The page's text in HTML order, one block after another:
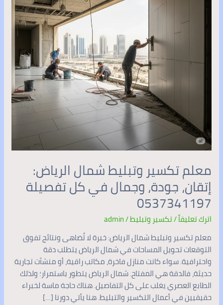
معلم تكسير وتبليط شمال الرياض:
إتقان، جودة، وجمال في كل تفصيلة
0537341197
اترك تعليقاً/تكسير وتبليط/
admin
معلم تكسير وتبليط شمال الرياض: خبرة لا تُضاهى ونتائج تفوق
التوقعات تحويل المساحات في شمال الرياض يتطلب دقة
واحترافية. سواء كانت منازل فاخرة، مكاتب راقية، أو منشآت تجارية
حديثة، فالدقة هي المفتاح. شمال الرياض يتطور باستمرار؛ ولذلك
الطابع العصري يغلب على كل التفاصيل. هناك حاجة ماسة لخبراء
حقيقيين في أعمال التكسير والتبليط. هنا يأتي دورنا […]
كل
0537341197